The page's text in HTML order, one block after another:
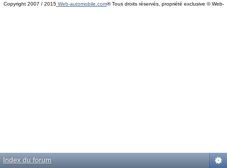
Copyright 2007 / 2015Web-automobile.com® Tous droits réservés, propriété exclusive © Web-
Index du forum